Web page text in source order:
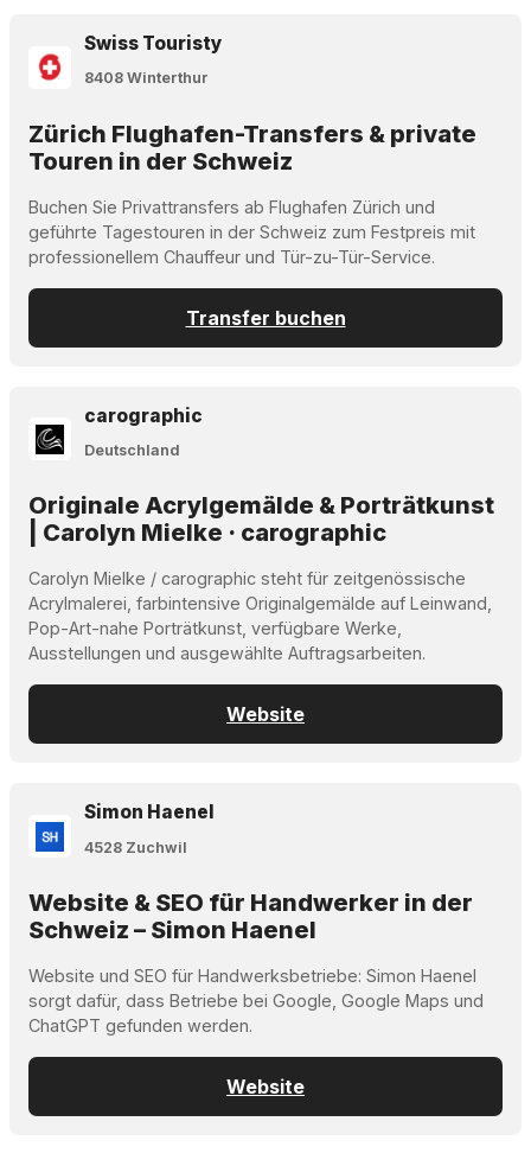
Swiss Touristy
8408 Winterthur
Zürich Flughafen-Transfers & private
Touren in der Schweiz
Buchen Sie Privattransfers ab Flughafen Zürich und
geführte Tagestouren in der Schweiz zum Festpreis mit
professionellem Chauffeur und Tür-zu-Tür-Service.
Transfer buchen
carographic
Deutschland
Originale Acrylgemälde & Porträtkunst
| Carolyn Mielke · carographic
Carolyn Mielke / carographic steht für zeitgenössische
Acrylmalerei, farbintensive Originalgemälde auf Leinwand,
Pop-Art-nahe Porträtkunst, verfügbare Werke,
Ausstellungen und ausgewählte Auftragsarbeiten.
Website
Simon Haenel
4528 Zuchwil
Website & SEO für Handwerker in der
Schweiz – Simon Haenel
Website und SEO für Handwerksbetriebe: Simon Haenel
sorgt dafür, dass Betriebe bei Google, Google Maps und
ChatGPT gefunden werden.
Website